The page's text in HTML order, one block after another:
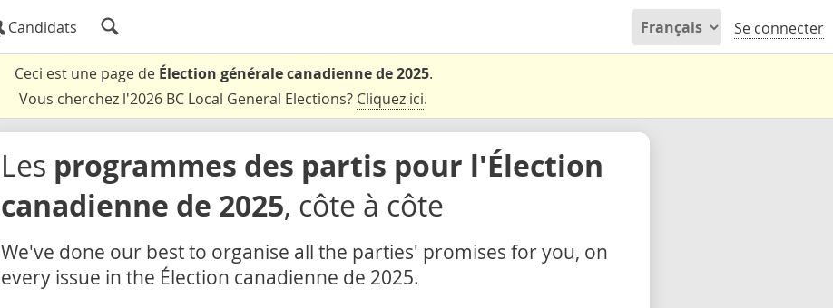
Candidats Se connecter
Ceci est une page de Élection générale canadienne de 2025.
Vous cherchez l'2026 BC Local General Elections? Cliquez ici.
Les programmes des partis pour l'Élection
canadienne de 2025, côte à côte
We've done our best to organise all the parties' promises for you, on
every issue in the Élection canadienne de 2025.